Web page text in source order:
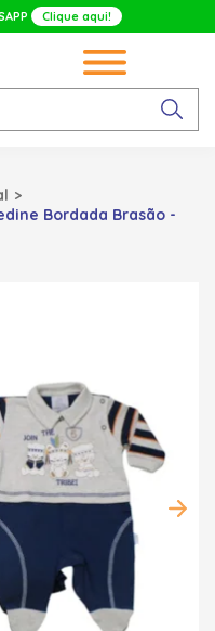
Clique aqui!
Bordada Brasão -